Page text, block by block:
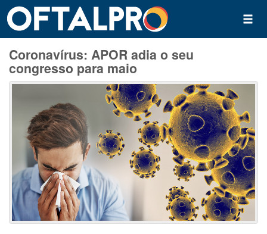
Coronavírus: APOR adia o seu
congresso para maio